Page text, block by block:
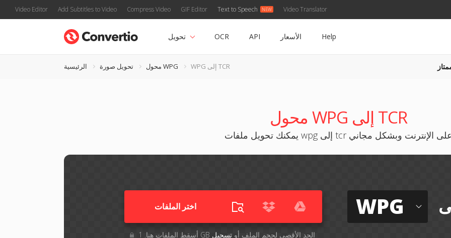
Video Editor Add Subtitles to Video Compress Video GIF Editor Text to Speech Video Translator
تحويل OCR API الأسعار Help
الرئيسية تحويل صورة محول WPG WPG إلى TCR
محول WPG إلى TCR
يمكنك تحويل ملفات wpg إلى tcr على الإنترنت وبشكل مجاني
اختر الملفات
أسقِط الملفات هنا. 1 GB الحد الأقصى لحجم الملف أوتسجيل
WPG